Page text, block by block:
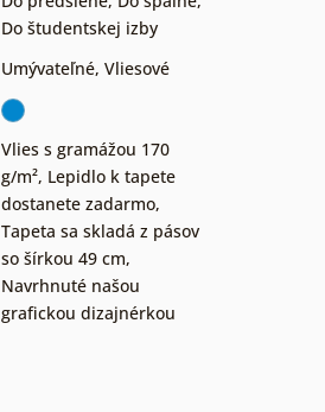
Do študentskej izby
Umývateľné, Vliesové
Vlies s gramážou 170
g/m², Lepidlo k tapete
dostanete zadarmo,
Tapeta sa skladá z pásov
so šírkou 49 cm,
Navrhnuté našou
grafickou dizajnérkou